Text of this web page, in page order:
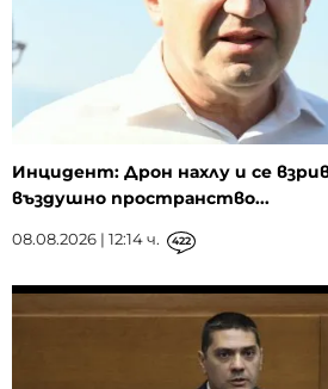
Инцидент: Дрон нахлу и се
въздушно пространство...
08.08.2026 | 12:14 ч. 422